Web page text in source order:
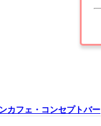
カフェ・コンセプトバー